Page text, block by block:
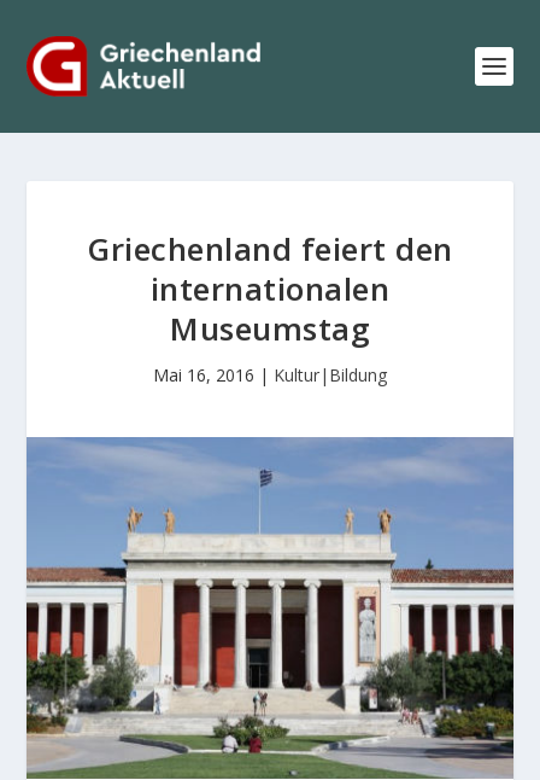
Griechenland feiert den
internationalen
Museumstag
Mai 16, 2016 | Kultur|Bildung